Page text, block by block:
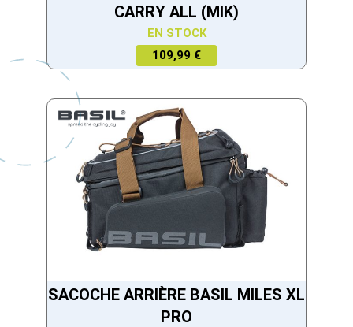
CARRY ALL (MIK)
EN STOCK
109,99 €
SACOCHE ARRIÈRE BASIL MILES XL
PRO